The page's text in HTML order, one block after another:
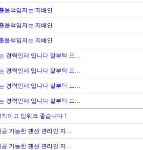
을책임지는 지배인
을책임지는 지배인
을책임지는 지배인
경력인재 입니다 잘부탁 드…
경력인재 입니다 잘부탁 드…
경력인재 입니다 잘부탁 드…
경력인재 입니다 잘부탁 드…
이고 팀워크 좋습니다 !
공 가능한 팬션 관리인 지…
공 가능한 팬션 관리인 지…